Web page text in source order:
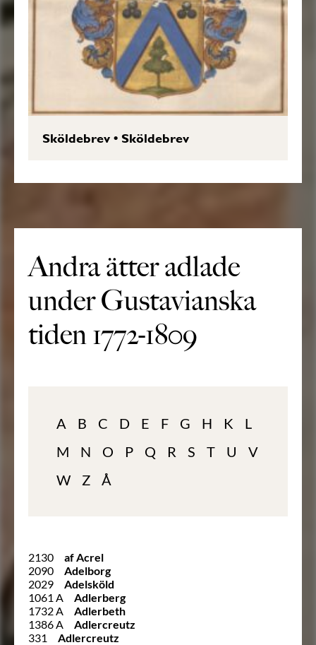
Sköldebrev•Sköldebrev
Andra ätter adlade
under Gustavianska
tiden 1772-1809
A B C D E F G H K
L
M
N O P Q R S T U
V
W
Z Å
2130
af Acrel
2090
Adelborg
2029
Adelsköld
1061 A
Adlerberg
1732 A
Adlerbeth
1386 A
Adlercreutz
331
Adlercreutz